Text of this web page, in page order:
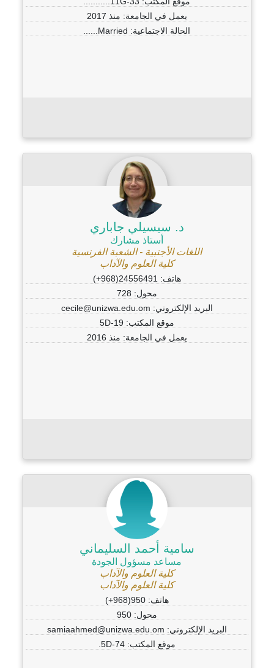
يعمل في الجامعة: منذ 2017
الحالة الاجتماعية: Married......
د. سيسيلي جاباري
أستاذ مشارك
اللغات الأجنبية - الشعبة الفرنسية
كلية العلوم والآداب
هاتف: 24556491(968+)
محول: 728
البريد الإلكتروني: cecile@unizwa.edu.om
موقع المكتب: 5D-19
يعمل في الجامعة: منذ 2016
سامية أحمد السليماني
مساعد مسؤول الجودة
كلية العلوم والآداب
كلية العلوم والآداب
هاتف: 950(968+)
محول: 950
البريد الإلكتروني: samiaahmed@unizwa.edu.om
موقع المكتب: 5D-74.